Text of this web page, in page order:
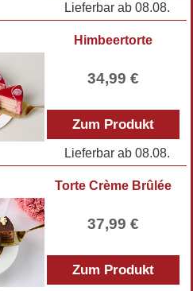
Lieferbar ab 08.08.
Himbeertorte
34,99 €
Zum Produkt
Lieferbar ab 08.08.
Torte Crème Brûlée
37,99 €
Zum Produkt